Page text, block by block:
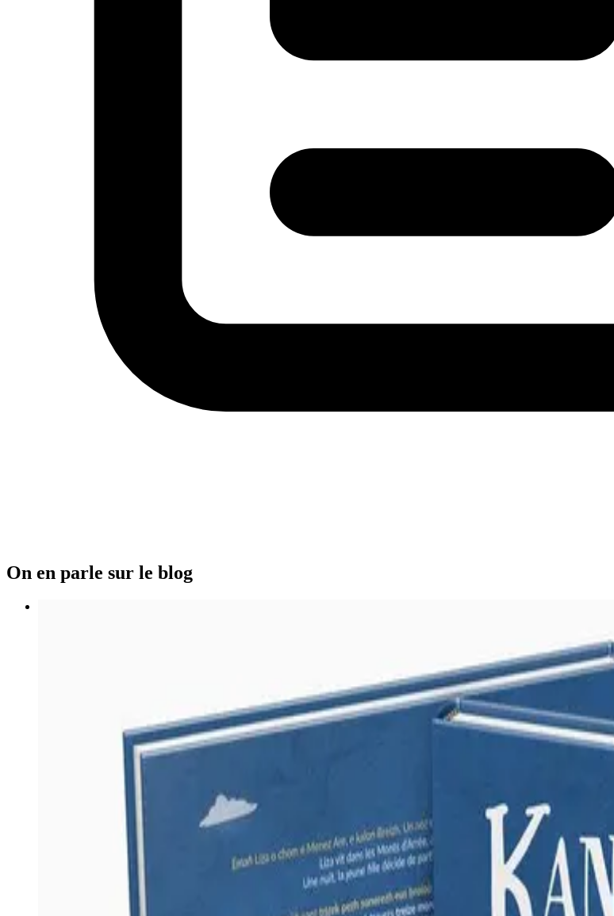
On en parle sur le blog
Arnaud Elegoët des éditions Bannoù-heol nous présente le projet musical Kan Ar Bed, au micro de Pauline Daniel.